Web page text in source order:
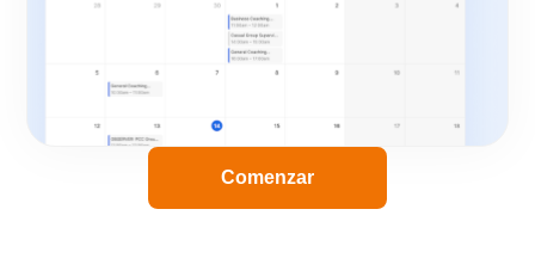
Comenzar